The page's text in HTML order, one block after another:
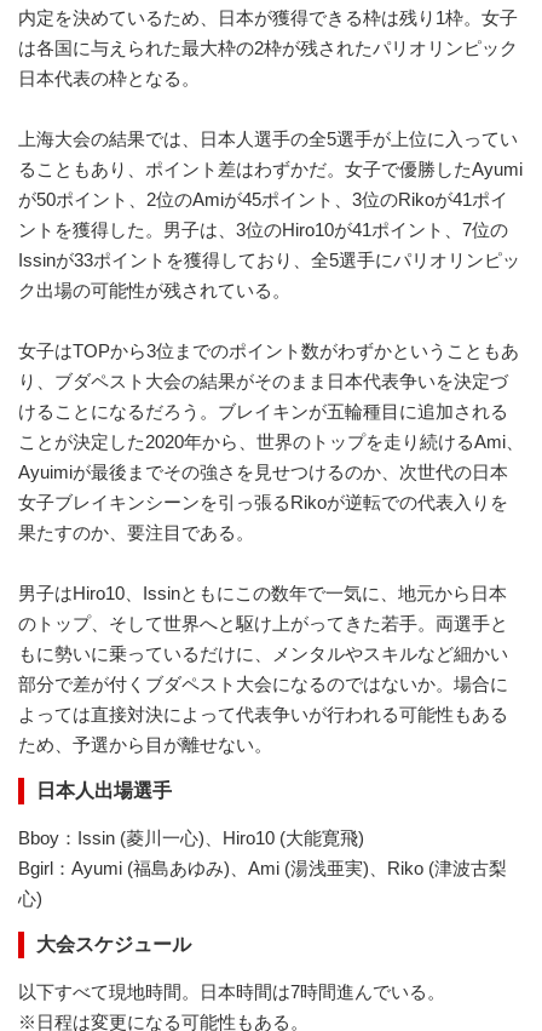
内定を決めているため、日本が獲得できる枠は残り1枠。女子
は各国に与えられた最大枠の2枠が残されたパリオリンピック
日本代表の枠となる。
上海大会の結果では、日本人選手の全5選手が上位に入ってい
ることもあり、ポイント差はわずかだ。女子で優勝したAyumi
が50ポイント、2位のAmiが45ポイント、3位のRikoが41ポイ
ントを獲得した。男子は、3位のHiro10が41ポイント、7位の
Issinが33ポイントを獲得しており、全5選手にパリオリンピッ
ク出場の可能性が残されている。
女子はTOPから3位までのポイント数がわずかということもあ
り、ブダペスト大会の結果がそのまま日本代表争いを決定づ
けることになるだろう。ブレイキンが五輪種目に追加される
ことが決定した2020年から、世界のトップを走り続けるAmi、
Ayuimiが最後までその強さを見せつけるのか、次世代の日本
女子ブレイキンシーンを引っ張るRikoが逆転での代表入りを
果たすのか、要注目である。
男子はHiro10、Issinともにこの数年で一気に、地元から日本
のトップ、そして世界へと駆け上がってきた若手。両選手と
もに勢いに乗っているだけに、メンタルやスキルなど細かい
部分で差が付くブダペスト大会になるのではないか。場合に
よっては直接対決によって代表争いが行われる可能性もある
ため、予選から目が離せない。
日本人出場選手
Bboy：Issin (菱川一心)、Hiro10 (大能寛飛)
Bgirl：Ayumi (福島あゆみ)、Ami (湯浅亜実)、Riko (津波古梨
心)
大会スケジュール
以下すべて現地時間。日本時間は7時間進んでいる。
※日程は変更になる可能性もある。